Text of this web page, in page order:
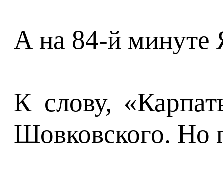
А на 84-й минуте
К слову,
Шовковского. Но